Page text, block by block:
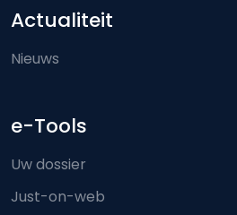
Actualiteit
Nieuws
e-Tools
Uw dossier
Just-on-web